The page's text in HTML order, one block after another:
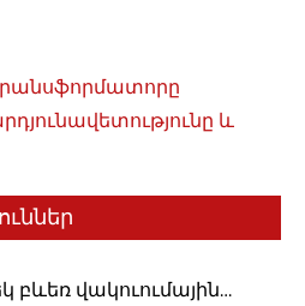
և
բևեռ վակուումային